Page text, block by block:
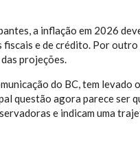
a inflação em 2026
fiscais e de crédito. Por
projeções.
do BC, tem
questão agora parece ser
e indicam uma